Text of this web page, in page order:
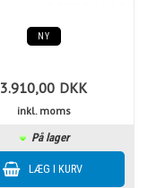
NY
3.910,00 DKK
inkl. moms
På lager